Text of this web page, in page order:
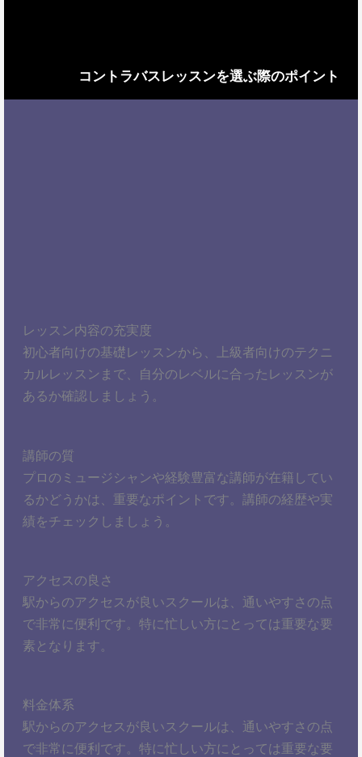
コントラバスレッスンを選ぶ際のポイント
レッスン内容の充実度
初心者向けの基礎レッスンから、上級者向けのテクニ
カルレッスンまで、自分のレベルに合ったレッスンが
あるか確認しましょう。
講師の質
プロのミュージシャンや経験豊富な講師が在籍してい
るかどうかは、重要なポイントです。講師の経歴や実
績をチェックしましょう。
アクセスの良さ
駅からのアクセスが良いスクールは、通いやすさの点
で非常に便利です。特に忙しい方にとっては重要な要
素となります。
料金体系
駅からのアクセスが良いスクールは、通いやすさの点
で非常に便利です。特に忙しい方にとっては重要な要